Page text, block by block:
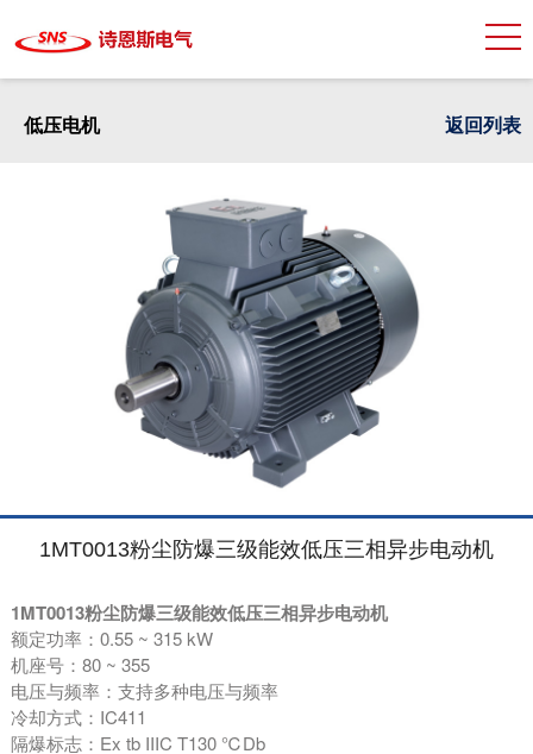
低压电机 返回列表
1MT0013粉尘防爆三级能效低压三相异步电动机
1MT0013粉尘防爆三级能效低压三相异步电动机
额定功率： 0.55 ~ 315 kW
机座号： 80 ~ 355
电压与频率：支持多种电压与频率
冷却方式： IC411
隔爆标志： Ex tb IIIC T130 ℃Db